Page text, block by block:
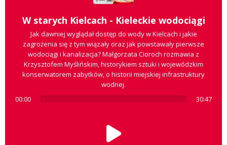
W starych Kielcach - Kieleckie wodociągi
Jak dawniej wyglądał dostęp do wody w Kielcach i jakie
zagrożenia się z tym wiązały oraz jak powstawały pierwsze
wodociągi i kanalizacja? Małgorzata Cioroch rozmawia z
Krzysztofem Myślińskim, historykiem sztuki i wojewódzkim
konserwatorem zabytków, o historii miejskiej infrastruktury
wodnej.
00:00
30:47